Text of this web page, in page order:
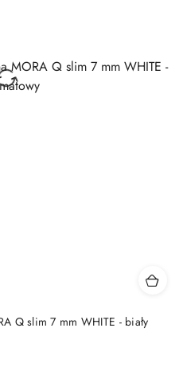
Q slim 7 mm WHITE - biały